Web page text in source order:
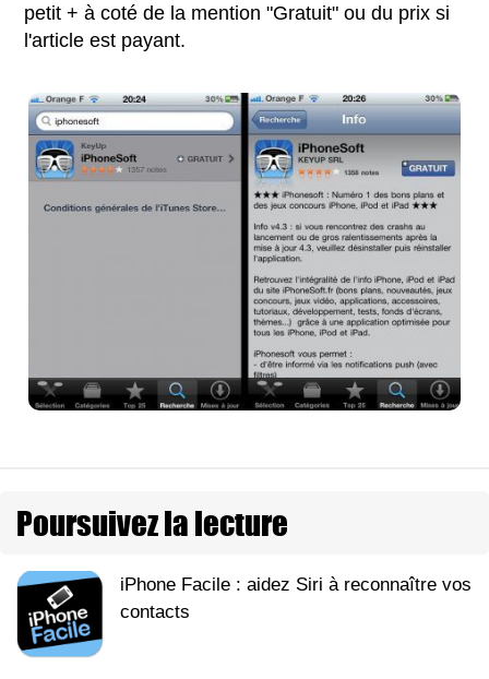
petit + à coté de la mention "Gratuit" ou du prix si
l'article est payant.
Poursuivez la lecture
iPhone Facile : aidez Siri à reconnaître vos
contacts